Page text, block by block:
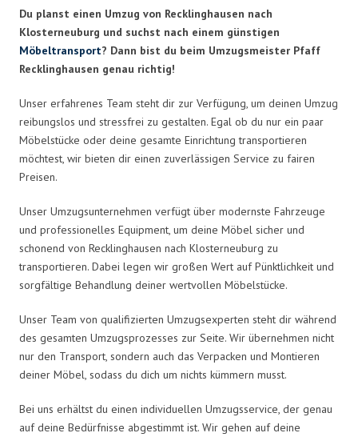
Du planst einen Umzug von Recklinghausen nach
Klosterneuburg und suchst nach einem günstigen
Möbeltransport? Dann bist du beim Umzugsmeister Pfaff
Recklinghausen genau richtig!
Unser erfahrenes Team steht dir zur Verfügung, um deinen Umzug
reibungslos und stressfrei zu gestalten. Egal ob du nur ein paar
Möbelstücke oder deine gesamte Einrichtung transportieren
möchtest, wir bieten dir einen zuverlässigen Service zu fairen
Preisen.
Unser Umzugsunternehmen verfügt über modernste Fahrzeuge
und professionelles Equipment, um deine Möbel sicher und
schonend von Recklinghausen nach Klosterneuburg zu
transportieren. Dabei legen wir großen Wert auf Pünktlichkeit und
sorgfältige Behandlung deiner wertvollen Möbelstücke.
Unser Team von qualifizierten Umzugsexperten steht dir während
des gesamten Umzugsprozesses zur Seite. Wir übernehmen nicht
nur den Transport, sondern auch das Verpacken und Montieren
deiner Möbel, sodass du dich um nichts kümmern musst.
Bei uns erhältst du einen individuellen Umzugsservice, der genau
auf deine Bedürfnisse abgestimmt ist. Wir gehen auf deine